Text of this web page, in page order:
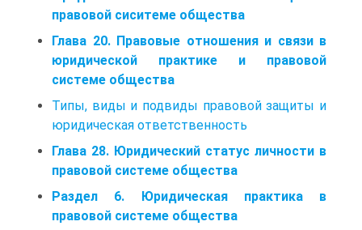
правовой сиситеме общества
Глава 20. Правовые отношения и связи в
юридической практике и правовой
системе общества
Типы, виды и подвиды правовой защиты и
юридическая ответственность
Глава 28. Юридический статус личности в
правовой системе общества
Раздел 6. Юридическая практика в
правовой системе общества